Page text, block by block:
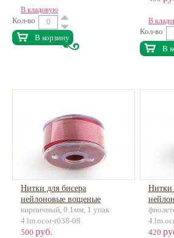
В кладовую
Кол-во
В корзину
В
Кол-во
В
Нитки для бисера
нейлоновые вощеные
некрученые 0.1мм ок.45м
кирпичный, 0.1мм, 1 упак
4.lm.ocor-r038-08
500 руб.
Нитки
420